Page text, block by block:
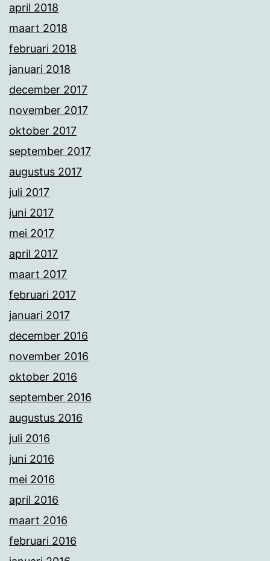
april 2018
maart 2018
februari 2018
januari 2018
december 2017
november 2017
oktober 2017
september 2017
augustus 2017
juli 2017
juni 2017
mei 2017
april 2017
maart 2017
februari 2017
januari 2017
december 2016
november 2016
oktober 2016
september 2016
augustus 2016
juli 2016
juni 2016
mei 2016
april 2016
maart 2016
februari 2016